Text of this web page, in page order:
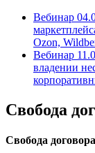
Вебинар
Ozon,
Вебинар
владении
Свобода
Свобода